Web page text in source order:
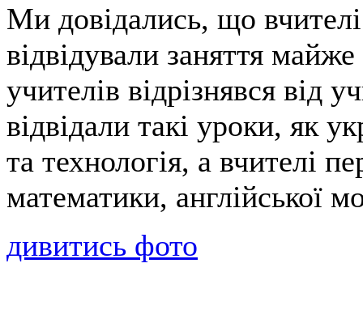
Ми довідались, що
відвідували заняття
учителів відрізнявся від
відвідали такі уроки, як
та технологія, а вчителі
математики, англійської
дивитись фото